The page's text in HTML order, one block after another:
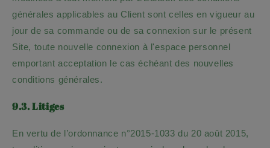
générales applicables au Client sont celles en vigueur au
jour de sa commande ou de sa connexion sur le présent
Site, toute nouvelle connexion à l'espace personnel
emportant acceptation le cas échéant des nouvelles
conditions générales.
9.3. Litiges
En vertu de l’ordonnance n°2015-1033 du 20 août 2015,